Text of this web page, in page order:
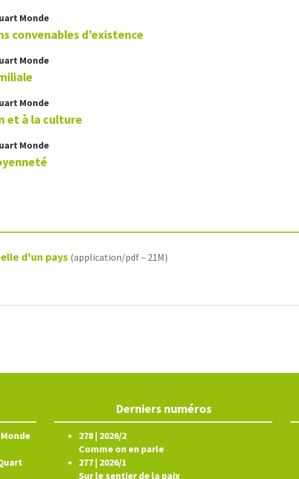
Monde
convenables d’existence
Monde
Monde
et à la culture
Monde
d'un pays (application/pdf – 21M)
Derniers numéros
278 | 2026/2
Comme on en parle
277 | 2026/1
Sur le sentier de la paix